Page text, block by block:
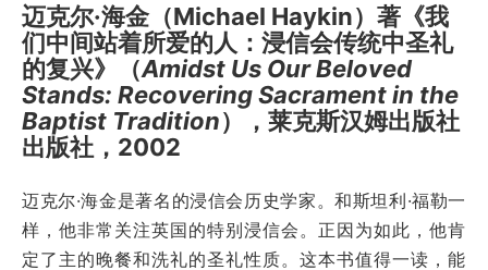
迈克尔·海金（Michael Haykin）著《我
们中间站着所爱的人：浸信会传统中圣礼
的复兴》（Amidst Us Our Beloved
Stands: Recovering Sacrament in the
Baptist Tradition），莱克斯汉姆出版社
出版社，2002
迈克尔·海金是著名的浸信会历史学家。和斯坦利·福勒一
样，他非常关注英国的特别浸信会。正因为如此，他肯
定了主的晚餐和洗礼的圣礼性质。这本书值得一读，能